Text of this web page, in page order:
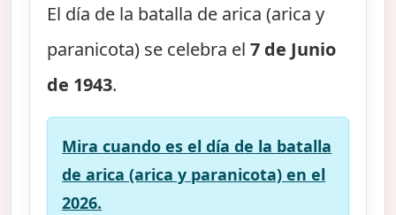
El día de la batalla de arica (arica y
paranicota) se celebra el7 de Junio
de 1943.
Mira cuando es el día de la batalla
de arica (arica y paranicota) en el
2026.